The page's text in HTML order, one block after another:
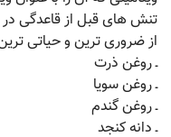
تنش های قبل از قاعدگی
از ضروری ترین و حیاتی
ـ روغن ذرت
ـ روغن سویا
ـ روغن گندم
ـ دانه کنجد